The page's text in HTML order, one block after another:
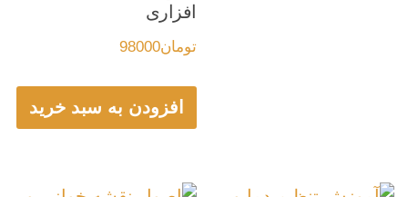
افزاری
تومان98000
افزودن به سبد خرید